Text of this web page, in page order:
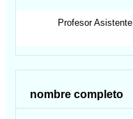
Profesor Asistente
nombre completo